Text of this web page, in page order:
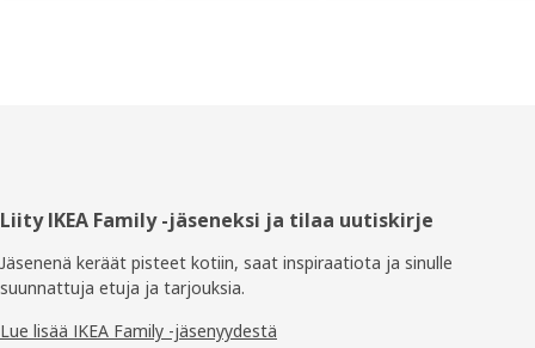
Alatunniste
Liity IKEA Family -jäseneksi ja tilaa uutiskirje
Jäsenenä keräät pisteet kotiin, saat inspiraatiota ja sinulle
suunnattuja etuja ja tarjouksia.​
Lue lisää IKEA Family -jäsenyydestä